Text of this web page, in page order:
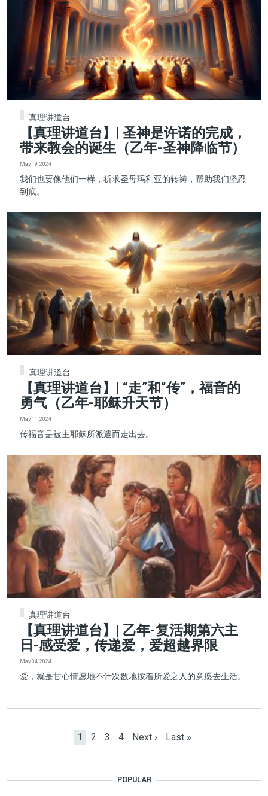
真理讲道台
【真理讲道台】| 圣神是许诺的完成，
带来教会的诞生（乙年-圣神降临节）
May 19, 2024
我们也要像他们一样，祈求圣母玛利亚的转祷，帮助我们坚忍
到底。
真理讲道台
【真理讲道台】| “走”和“传”，福音的
勇气（乙年-耶稣升天节）
May 11, 2024
传福音是被主耶稣所派遣而走出去。
真理讲道台
【真理讲道台】| 乙年-复活期第六主
日-感受爱，传递爱，爱超越界限
May 04, 2024
爱，就是甘心情愿地不计次数地按着所爱之人的意愿去生活。
Current page
1 Page
2 Page
3 Page
4 Next page
Next › Last page
Last »
POPULAR